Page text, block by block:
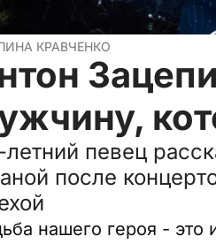
КРАВЧЕНКО
певец
после
нашего героя - это